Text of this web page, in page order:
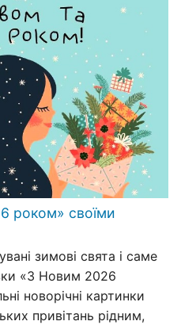
роком» своїми
зимові свята і саме
«З Новим 2026
новорічні картинки
привітань рідним,